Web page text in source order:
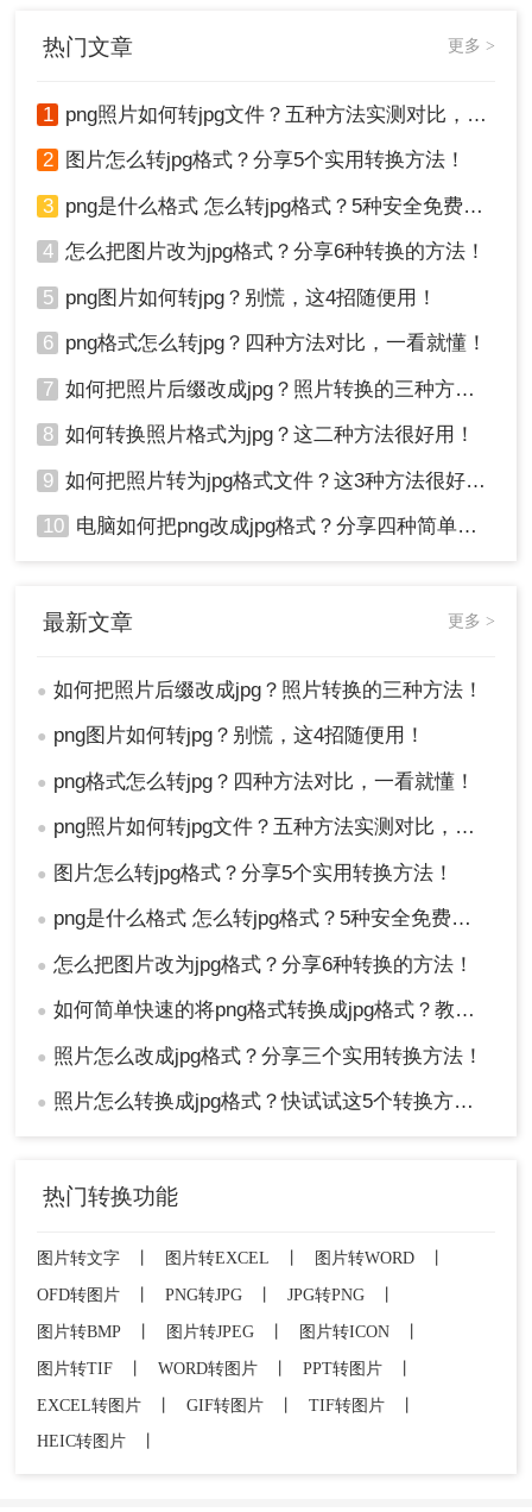
的首选格式
热门文章 更多 >
1 png照片如何转jpg文件？五种方法实测对比，附各场景最优选!！
2 图片怎么转jpg格式？分享5个实用转换方法！
3 png是什么格式 怎么转jpg格式？5种安全免费转换方法全解析！
4 怎么把图片改为jpg格式？分享6种转换的方法！
5 png图片如何转jpg？别慌，这4招随便用！
6 png格式怎么转jpg？四种方法对比，一看就懂！
7 如何把照片后缀改成jpg？照片转换的三种方法！
8 如何转换照片格式为jpg？这二种方法很好用！
9 如何把照片转为jpg格式文件？这3种方法很好用!！
10 电脑如何把png改成jpg格式？分享四种简单转换方法！
最新文章 更多 >
● 如何把照片后缀改成jpg？照片转换的三种方法！
● png图片如何转jpg？别慌，这4招随便用！
● png格式怎么转jpg？四种方法对比，一看就懂！
● png照片如何转jpg文件？五种方法实测对比，附各场景最优选!！
● 图片怎么转jpg格式？分享5个实用转换方法！
● png是什么格式 怎么转jpg格式？5种安全免费转换方法全解析！
● 怎么把图片改为jpg格式？分享6种转换的方法！
● 如何简单快速的将png格式转换成jpg格式？教你三招快速转格式！
● 照片怎么改成jpg格式？分享三个实用转换方法！
● 照片怎么转换成jpg格式？快试试这5个转换方法！
热门转换功能
图片转文字 图片转EXCEL 图片转WORD
OFD转图片
PNG转JPG JPG转PNG
图片转BMP
图片转JPEG 图片转ICON
图片转TIF
丨 WORD转图片 丨 PPT转图片
丨
EXCEL转图片
丨 GIF转图片 丨 TIF转图片
丨
HEIC转图片